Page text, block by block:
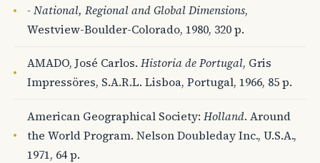
- National, Regional and Global Dimensions,
Westview-Boulder-Colorado, 1980, 320 p.
AMADO, José Carlos.Historia de Portugal, Gris
Impressöres, S.A.R.L. Lisboa, Portugal, 1966, 85 p.
American Geographical Society:Holland. Around
the World Program. Nelson Doubleday Inc., U.S.A.,
1971, 64 p.